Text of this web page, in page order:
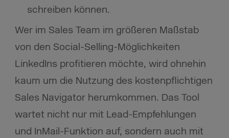
schreiben können.
Wer im Sales Team im größeren Maßstab
von den Social-Selling-Möglichkeiten
LinkedIns profitieren möchte, wird ohnehin
kaum um die Nutzung des kostenpflichtigen
Sales Navigator herumkommen. Das Tool
wartet nicht nur mit Lead-Empfehlungen
und InMail-Funktion auf, sondern auch mit